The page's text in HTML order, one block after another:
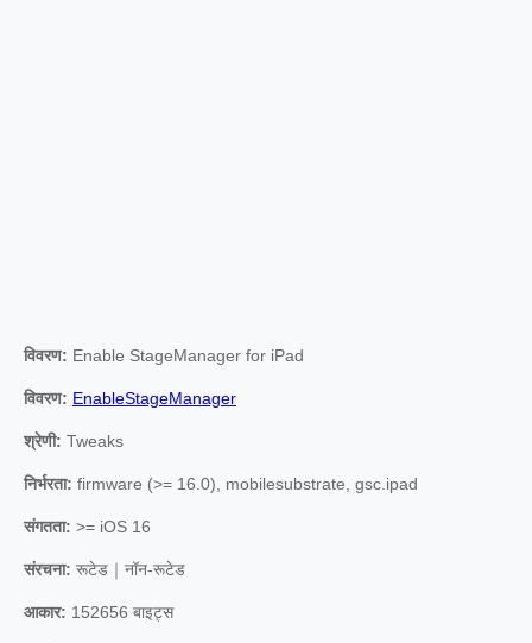
विवरण: Enable StageManager for iPad
विवरण: EnableStageManager
श्रेणी: Tweaks
निर्भरता: firmware (>= 16.0), mobilesubstrate, gsc.ipad
संगतता: >= iOS 16
संरचना: रूटेड｜नॉन-रूटेड
आकार: 152656 बाइट्स